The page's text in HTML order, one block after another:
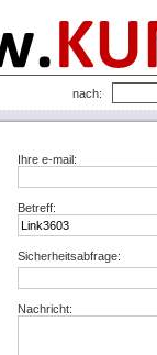
nach:
Ihre e-mail:
Betreff:
Sicherheitsabfrage:
Nachricht: